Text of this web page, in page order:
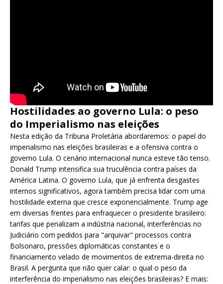
Hostilidades ao governo Lula: o peso
do Imperialismo nas eleições
Nesta edição da Tribuna Proletária abordaremos: o papel do
imperialismo nas eleições brasileiras e a ofensiva contra o
governo Lula. O cenário internacional nunca esteve tão tenso.
Donald Trump intensifica sua truculência contra países da
América Latina. O governo Lula, que já enfrenta desgastes
internos significativos, agora também precisa lidar com uma
hostilidade externa que cresce exponencialmente. Trump age
em diversas frentes para enfraquecer o presidente brasileiro:
tarifas que penalizam a indústria nacional, interferências no
Judiciário com pedidos para "arquivar" processos contra
Bolsonaro, pressões diplomáticas constantes e o
financiamento velado de movimentos de extrema-direita no
Brasil. A pergunta que não quer calar: o qual o peso da
interferência do imperialismo nas eleições brasileiras? E mais: